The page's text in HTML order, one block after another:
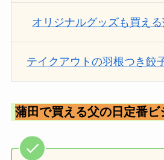
オリジナルグッズも買え
テイクアウトの羽根つき餃
蒲田で買える父の日定番ビ